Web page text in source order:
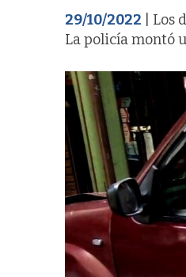
29/10/2022 | Los
La policía montó